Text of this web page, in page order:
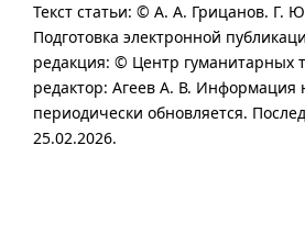
Текст статьи: © А. А. Грицанов. Г.
Подготовка электронной
редакция: © Центр гуманитарных
редактор: Агеев А. В. Информация
периодически обновляется.
25.02.2026.